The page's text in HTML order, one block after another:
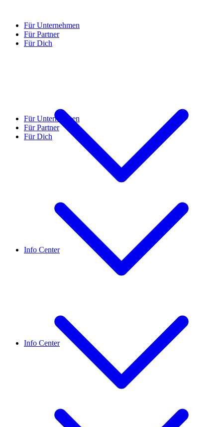
Für Unternehmen
Für Partner
Für Dich
Info Center
Für Unternehmen
Für Partner
Für Dich
Info Center